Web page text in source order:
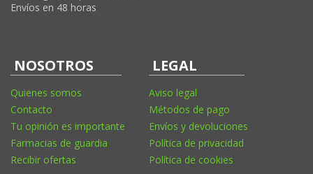
Envíos en 48 horas
NOSOTROS
Quienes somos
Contacto
Tu opinión es importante
Farmacias de guardia
Recibir ofertas
LEGAL
Aviso legal
Métodos de pago
Envíos y devoluciones
Política de privacidad
Política de cookies